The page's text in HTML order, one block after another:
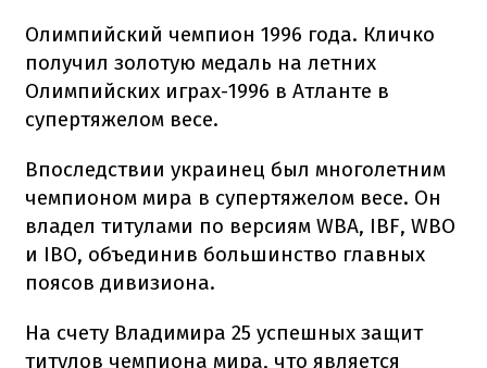
Олимпийский чемпион 1996 года. Кличко
получил золотую медаль на летних
Олимпийских играх-1996 в Атланте в
супертяжелом весе.
Впоследствии украинец был многолетним
чемпионом мира в супертяжелом весе. Он
владел титулами по версиям WBA, IBF, WBO
и IBO, объединив большинство главных
поясов дивизиона.
На счету Владимира 25 успешных защит
титулов чемпиона мира, что является